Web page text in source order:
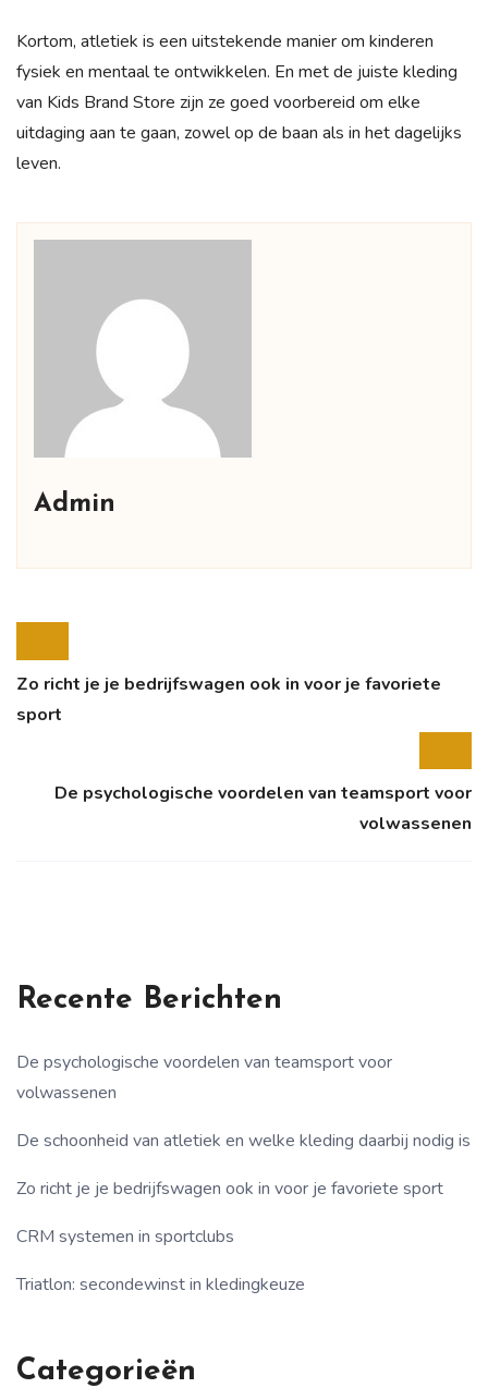
Kortom, atletiek is een uitstekende manier om kinderen
fysiek en mentaal te ontwikkelen. En met de juiste kleding
van Kids Brand Store zijn ze goed voorbereid om elke
uitdaging aan te gaan, zowel op de baan als in het dagelijks
leven.
Admin
Zo richt je je bedrijfswagen ook in voor je favoriete
sport
De psychologische voordelen van teamsport voor
volwassenen
Recente Berichten
De psychologische voordelen van teamsport voor
volwassenen
De schoonheid van atletiek en welke kleding daarbij nodig is
Zo richt je je bedrijfswagen ook in voor je favoriete sport
CRM systemen in sportclubs
Triatlon: secondewinst in kledingkeuze
Categorieën